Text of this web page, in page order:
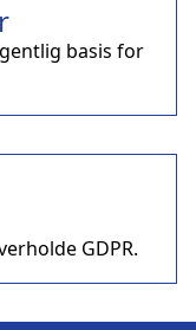
basis for
GDPR.